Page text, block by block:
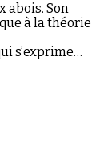
abois. Son
à la théorie
s’exprime